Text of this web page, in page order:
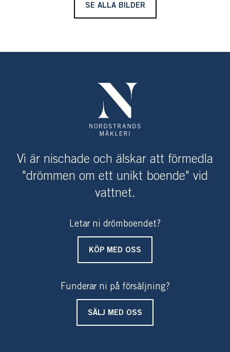
SE ALLA BILDER
Vi är nischade och älskar att förmedla
"drömmen om ett unikt boende" vid
vattnet.
Letar ni drömboendet?
KÖP MED OSS
Funderar ni på försäljning?
SÄLJ MED OSS